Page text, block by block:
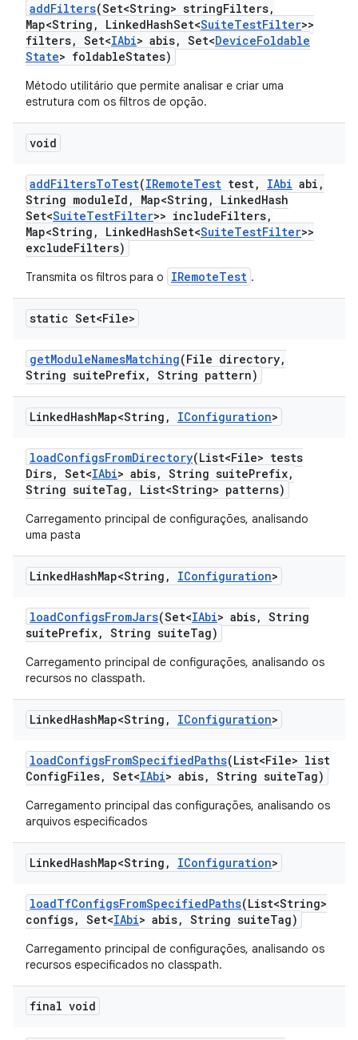
addFilters(Set<String> stringFilters,
Map<String , LinkedHashSet<SuiteTestFilter>>
filters, Set<IAbi> abis, Set<DeviceFoldable
State> foldableStates)
Método utilitário que permite analisar e criar uma
estrutura com os filtros de opção.
void
addFiltersToTest(IRemoteTest test, IAbi abi ,
String moduleId , Map<String , LinkedHash
Set<SuiteTestFilter>> includeFilters,
Map<String , LinkedHashSet<SuiteTestFilter>>
excludeFilters)
Transmita os filtros para o IRemoteTest .
static Set<File>
getModuleNamesMatching(File directory,
String suitePrefix, String pattern)
LinkedHashMap<String , IConfiguration>
loadConfigsFromDirectory(List<File> tests
Dirs, Set<IAbi> abis, String suitePrefix,
String suiteTag , List<String> patterns)
Carregamento principal de configurações, analisando
uma pasta
LinkedHashMap<String , IConfiguration>
loadConfigsFromJars(Set<IAbi> abis, String
suitePrefix, String suiteTag)
Carregamento principal de configurações, analisando os
recursos no classpath.
LinkedHashMap<String , IConfiguration>
loadConfigsFromSpecifiedPaths(List<File> list
ConfigFiles, Set<IAbi> abis, String suiteTag)
Carregamento principal das configurações, analisando os
arquivos especificados
LinkedHashMap<String , IConfiguration>
loadTfConfigsFromSpecifiedPaths(List<String>
configs, Set<IAbi> abis, String suiteTag)
Carregamento principal de configurações, analisando os
recursos especificados no classpath.
final void